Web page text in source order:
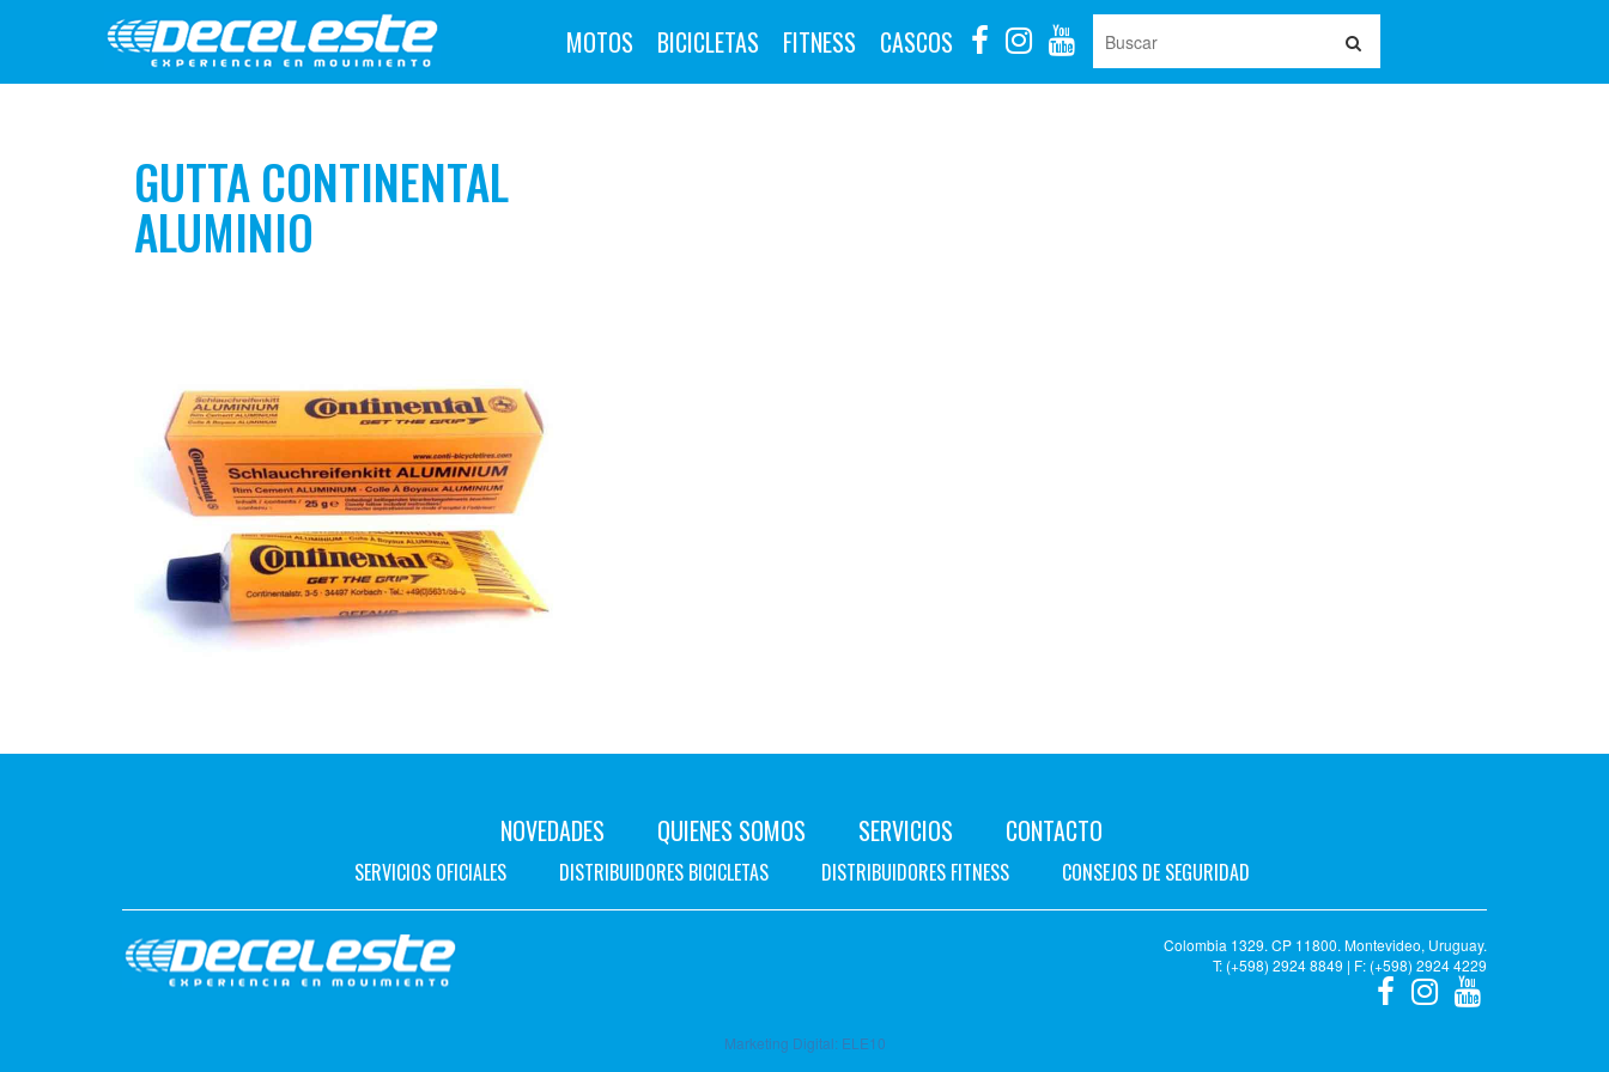
MOTOS BICICLETAS FITNESS CASCOS
GUTTA CONTINENTAL
ALUMINIO
NOVEDADES QUIENES SOMOS SERVICIOS CONTACTO
SERVICIOS OFICIALES DISTRIBUIDORES BICICLETAS DISTRIBUIDORES FITNESS CONSEJOS DE SEGURIDAD
Colombia 1329. CP 11800. Montevideo, Uruguay.
T: (+598) 2924 8849 | F: (+598) 2924 4229
Marketing Digital: ELE10